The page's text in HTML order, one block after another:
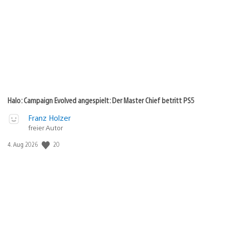
Halo: Campaign Evolved angespielt: Der Master Chief betritt PS5
Franz Holzer
freier Autor
Veröffentlichungsdatum:
4. Aug 2026 20